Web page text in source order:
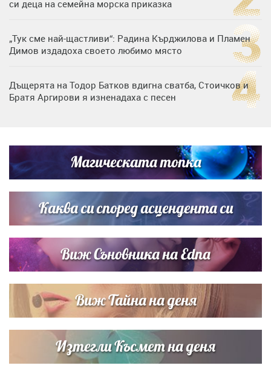
си деца на семейна морска приказка
„Тук сме най-щастливи“: Радина Кърджилова и Пламен
Димов издадоха своето любимо място
Дъщерята на Тодор Батков вдигна сватба, Стоичков и
Братя Аргирови я изненадаха с песен
Списъкът е ясен: Джей Ло и Риана във ВИП гостите на
сватбата на Роналдо
Магическата топка
Каква си според асцендента си
Виж Съновника на Edna
Виж Тайна на деня
Изтегли Късмет на деня